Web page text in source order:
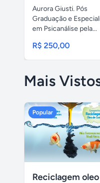
Aurora Giusti. Pós
Graduação e
em Psicanálise pela...
R$ 250,00
Mais
Popular